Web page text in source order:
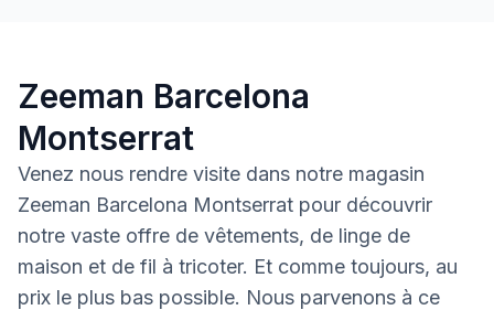
Zeeman Barcelona
Montserrat
Venez nous rendre visite dans notre magasin
Zeeman Barcelona Montserrat pour découvrir
notre vaste offre de vêtements, de linge de
maison et de fil à tricoter. Et comme toujours, au
prix le plus bas possible. Nous parvenons à ce